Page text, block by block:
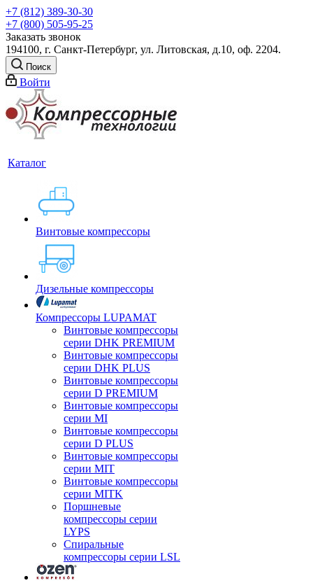
+7 (812) 389-30-30
+7 (800) 505-95-25
Заказать звонок
194100, г. Санкт-Петербург, ул. Литовская, д.10, оф. 2204.
Поиск
Войти
Каталог
Винтовые компрессоры
Дизельные компрессоры
Компрессоры LUPAMAT
Винтовые компрессоры
серии DHK PREMIUM
Винтовые компрессоры
серии DHK PLUS
Винтовые компрессоры
серии D PREMIUM
Винтовые компрессоры
серии MI
Винтовые компрессоры
серии D PLUS
Винтовые компрессоры
серии MIT
Винтовые компрессоры
серии MITK
Поршневые
компрессоры серии
LYPS
Спиральные
компрессоры серии LSL